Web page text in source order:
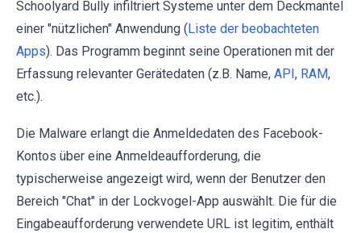
Schoolyard Bully infiltriert Systeme unter dem Deckmantel
einer "nützlichen" Anwendung (Liste der beobachteten
Apps). Das Programm beginnt seine Operationen mit der
Erfassung relevanter Gerätedaten (z.B. Name, API, RAM,
etc.).
Die Malware erlangt die Anmeldedaten des Facebook-
Kontos über eine Anmeldeaufforderung, die
typischerweise angezeigt wird, wenn der Benutzer den
Bereich "Chat" in der Lockvogel-App auswählt. Die für die
Eingabeaufforderung verwendete URL ist legitim, enthält